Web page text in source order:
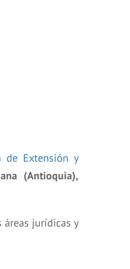
de Extensión y
(Antioquia),
áreas jurídicas y